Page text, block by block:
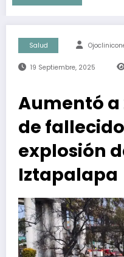
Salud
19 Septiembre, 2025
Aumentó a
de
explosión
Iztapalapa